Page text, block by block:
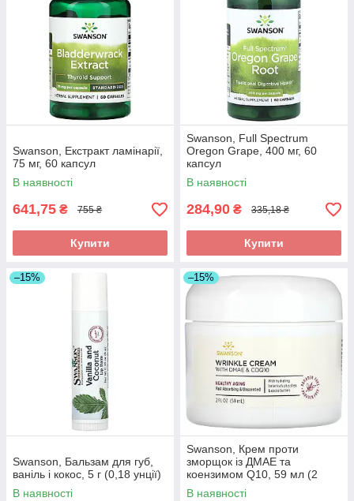
Swanson, Екстракт ламінарії,
75 мг, 60 капсул
В наявності
641,75 ₴ 755 ₴
Купити
Swanson, Full Spectrum
Oregon Grape, 400 мг, 60
капсул
В наявності
284,90 ₴ 335,18 ₴
Купити
–15%
Swanson, Бальзам для губ,
ваніль і кокос, 5 г (0,18 унції)
В наявності
–15%
Swanson, Крем проти
зморщок із ДМАЕ та
коензимом Q10, 59 мл (2
рідко. унц.)
В наявності